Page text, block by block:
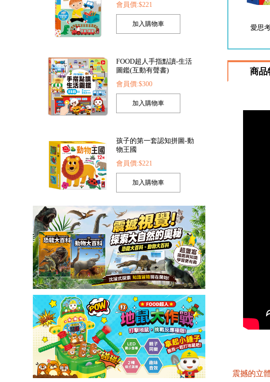
會員價:$300
孩子的第一套認知拼圖-動
物王國
會員價:$221
我準備好上幼兒園了-我愛
幼兒園
會員價:$221
FOOD超人繽紛泡泡槍
會員價:$205
FOOD超人夢幻泡泡槍
愛思考的小小孩(全套
商品
震撼的立